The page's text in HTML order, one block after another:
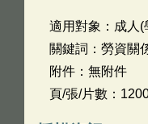
適用對象：成人(
關鍵詞：勞資關
附件：無附件
頁/張/片數：